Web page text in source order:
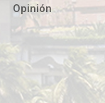
Opinión